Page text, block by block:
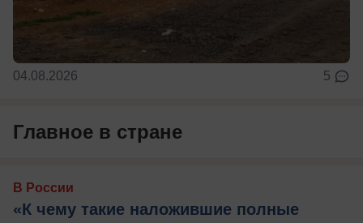
04.08.2026 5
Главное в стране
В России
«К чему такие наложившие полные